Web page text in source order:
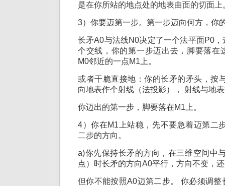
是在你所站的地点处的地表曲面的切面上
3）你要迈第一步。第一步迈向何方，你
长矛A0与法线N0决定了一个法平面P0
个交线，你的第一步迈出去，脚要落在
M0邻近的一点M1上。
或者干脆直接地：你的长矛的矛头，按
向地表作个射线（法投影）， 射线与地
你迈出的第一步，脚要落在M1上。
4）你在M1上站稳，先不要急着迈第二
二步的方向。
a)你先保持长矛的方向，在三维空间中
点）时长矛的方向A0平行，方向不变，
但你不能按照A0迈第二步。 你必须调整